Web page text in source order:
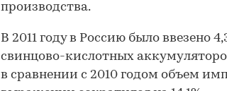
производства.
В 2011 году в Россию было
свинцово-кислотных
в сравнении с 2010 годом объем